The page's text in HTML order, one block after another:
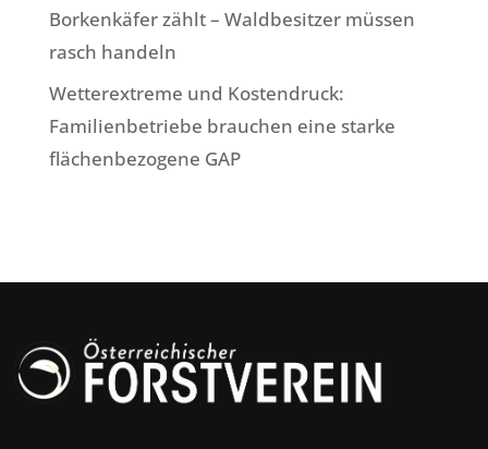
Borkenkäfer zählt – Waldbesitzer müssen
rasch handeln
Wetterextreme und Kostendruck:
Familienbetriebe brauchen eine starke
flächenbezogene GAP